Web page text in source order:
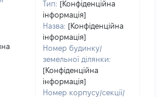
Тип: [Конфіденційна
інформація]
Назва: [Конфіденційна
інформація]
Номер будинку/
земельної ділянки:
[Конфіденційна
інформація]
Номер корпусу/секції/